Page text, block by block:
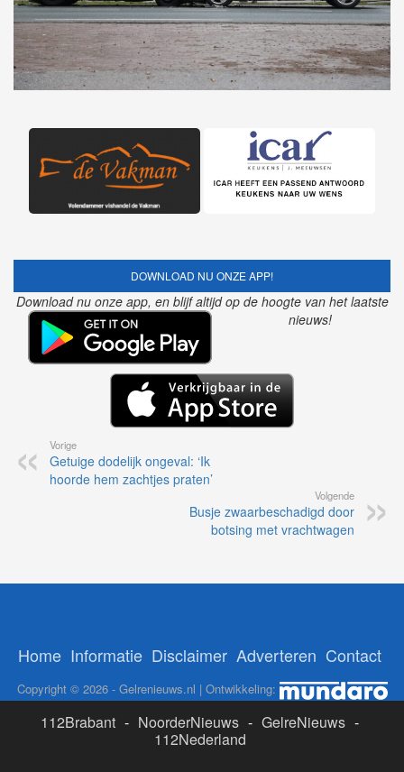
DOWNLOAD NU ONZE APP!
Download nu onze app, en blijf altijd op de hoogte van het laatste
nieuws!
Vorige
Getuige dodelijk ongeval: ‘Ik
hoorde hem zachtjes praten’
Volgende
Busje zwaarbeschadigd door
botsing met vrachtwagen
Home Informatie Disclaimer Adverteren Contact
Copyright © 2026 - Gelrenieuws.nl | Ontwikkeling:
112Brabant - NoorderNieuws - GelreNieuws -
112Nederland